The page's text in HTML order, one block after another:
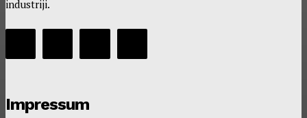
industriji.
Impressum